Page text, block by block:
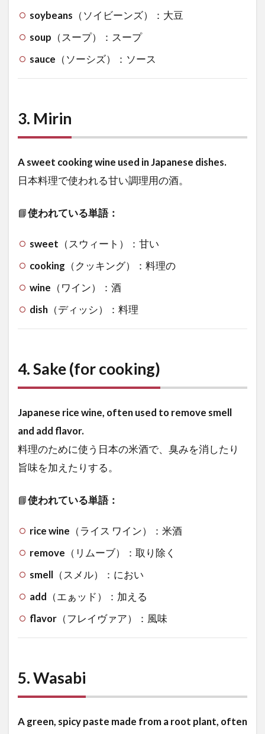
soybeans （ソイビーンズ）：大豆
soup （スープ）：スープ
sauce （ソーシズ）：ソース
3. Mirin
A sweet cooking wine used in Japanese dishes.
日本料理で使われる甘い調理用の酒。
📘使われている単語：
sweet （スウィート）：甘い
cooking （クッキング）：料理の
wine （ワイン）：酒
dish （ディッシ）：料理
4.Sake (for cooking)
Japanese rice wine, often used to remove smell
and add flavor.
料理のために使う日本の米酒で、臭みを消したり
旨味を加えたりする。
📘使われている単語：
rice wine （ライス ワイン）：米酒
remove （リムーブ）：取り除く
smell （スメル）：におい
add （エぁッド）：加える
flavor （フレイヴァア）：風味
5.Wasabi
A green, spicy paste made from a root plant, often